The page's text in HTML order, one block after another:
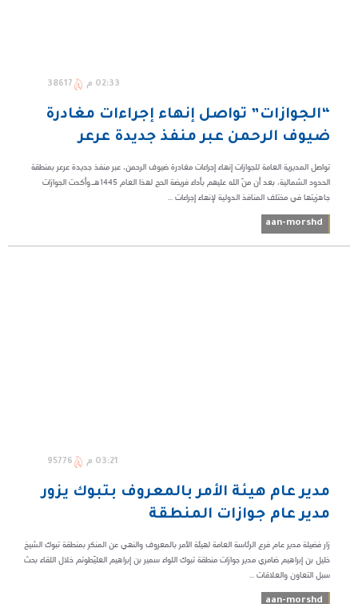
02:33 م 38617
“الجوازات” تواصل إنهاء إجراءات مغادرة
ضيوف الرحمن عبر منفذ جديدة عرعر
تواصل المديرية العامة للجوازات إنهاء إجراءات مغادرة ضيوف الرحمن، عبر منفذ جديدة عرعر بمنطقة
الحدود الشمالية، بعد أن منّ الله عليهم بأداء فريضة الحج لهذا العام 1445هـ.وأكدت الجوازات
جاهزيتها في مختلف المنافذ الدولية لإنهاء إجراءات ...
aan-morshd
03:21 م 95776
مدير عام هيئة الأمر بالمعروف بتبوك يزور
مدير عام جوازات المنطقة
زار فضيلة مدير عام فرع الرئاسة العامة لهيئة الأمر بالمعروف والنهي عن المنكر بمنطقة تبوك الشيخ
خليل بن إبراهيم ضامري مدير جوازات منطقة تبوك اللواء سمير بن إبراهيم العليّطوتم خلال اللقاء بحث
سبل التعاون والعلاقات ...
aan-morshd